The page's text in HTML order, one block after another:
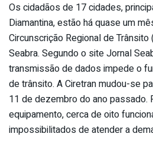
Os cidadãos de 17 cidades,
Diamantina, estão há quase um
Circunscrição Regional de
Seabra. Segundo o site Jornal
transmissão de dados impede o
de trânsito. A Ciretran mudou-se
11 de dezembro do ano passado.
equipamento, cerca de oito
impossibilitados de atender a